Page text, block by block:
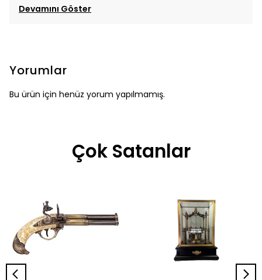
Devamını Göster
Yorumlar
Bu ürün için henüz yorum yapılmamış.
Çok Satanlar